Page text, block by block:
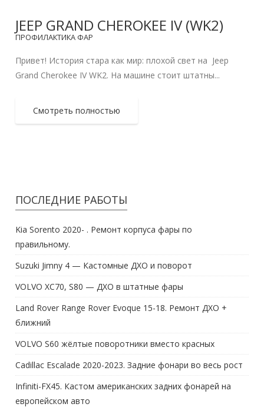
JEEP GRAND CHEROKEE IV (WK2)
ПРОФИЛАКТИКА ФАР
Привет! История стара как мир: плохой свет на Jeep
Grand Cherokee IV WK2. На машине стоит штатны...
Смотреть полностью
ПОСЛЕДНИЕ РАБОТЫ
Kia Sorento 2020- . Ремонт корпуса фары по
правильному.
Suzuki Jimny 4 — Кастомные ДХО и поворот
VOLVO XC70, S80 — ДХО в штатные фары
Land Rover Range Rover Evoque 15-18. Ремонт ДХО +
ближний
VOLVO S60 жёлтые поворотники вместо красных
Cadillac Escalade 2020-2023. Задние фонари во весь рост
Infiniti-FX45. Кастом американских задних фонарей на
европейском авто